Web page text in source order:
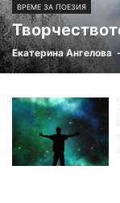
ВРЕМЕ ЗА ПОЕЗИЯ
Екатерина Ангелова